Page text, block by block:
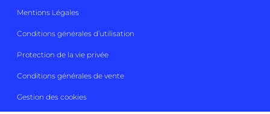
Mentions Légales
Conditions générales d’utilisation
Protection de la vie privée
Conditions générales de vente
Gestion des cookies